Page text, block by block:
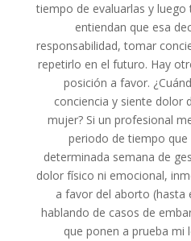
tiempo de evaluarlas y luego
entiendan que esa
responsabilidad, tomar
repetirlo en el futuro. Hay
posición a favor.
conciencia y siente dolor
mujer? Si un profesional
periodo de tiempo
determinada semana de
dolor físico ni emocional,
a favor del aborto (hasta
hablando de casos de
que ponen a prueba mi